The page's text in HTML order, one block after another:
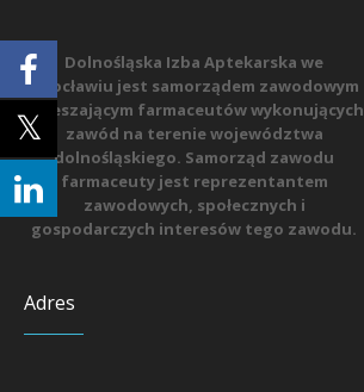
Dolnośląska Izba Aptekarska we
Wrocławiu jest samorządem zawodowym
zrzeszającym farmaceutów wykonujących
zawód na terenie województwa
dolnośląskiego. Samorząd zawodu
farmaceuty jest reprezentantem
zawodowych, społecznych i
gospodarczych interesów tego zawodu.
Adres